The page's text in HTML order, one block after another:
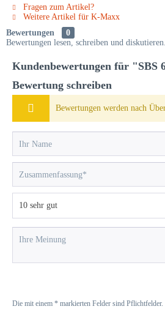
Fragen zum Artikel?
Weitere Artikel für K-Maxx
Bewertungen
0
Bewertungen lesen, schreiben und
Kundenbewertungen für "SBS
Bewertung schreiben
Bewertungen werden nach
Die mit einem * markierten Felder sind Pflichtfelder.